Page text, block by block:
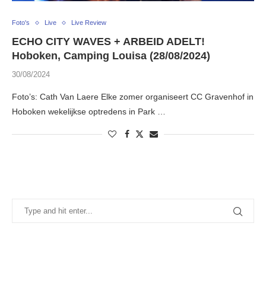
Foto's Live Live Review
ECHO CITY WAVES + ARBEID ADELT!
Hoboken, Camping Louisa (28/08/2024)
30/08/2024
Foto’s: Cath Van Laere Elke zomer organiseert CC Gravenhof in
Hoboken wekelijkse optredens in Park …